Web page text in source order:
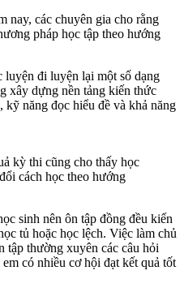
nay, các chuyên gia cho rằng
pháp học tập theo hướng
đi luyện lại một số dạng
xây dựng nền tảng kiến thức
năng đọc hiểu đề và khả năng
kỳ thi cũng cho thấy học
cách học theo hướng
sinh nên ôn tập đồng đều kiến
tủ hoặc học lệch. Việc làm chủ
tập thường xuyên các câu hỏi
có nhiều cơ hội đạt kết quả tốt